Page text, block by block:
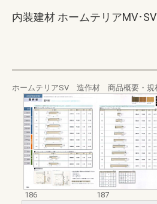
内装建材 ホームテリアMV･
ホームテリアSV 造作材 商品概要・規
186
187